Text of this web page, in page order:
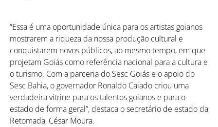
“Essa é uma oportunidade única para os artistas goianos
mostrarem a riqueza da nossa produção cultural e
conquistarem novos públicos, ao mesmo tempo, em que
projetam Goiás como referência nacional para a cultura e
o turismo. Com a parceria do Sesc Goiás e o apoio do
Sesc Bahia, o governador Ronaldo Caiado criou uma
verdadeira vitrine para os talentos goianos e para o
estado de forma geral”, destaca o secretário de estado da
Retomada, César Moura.